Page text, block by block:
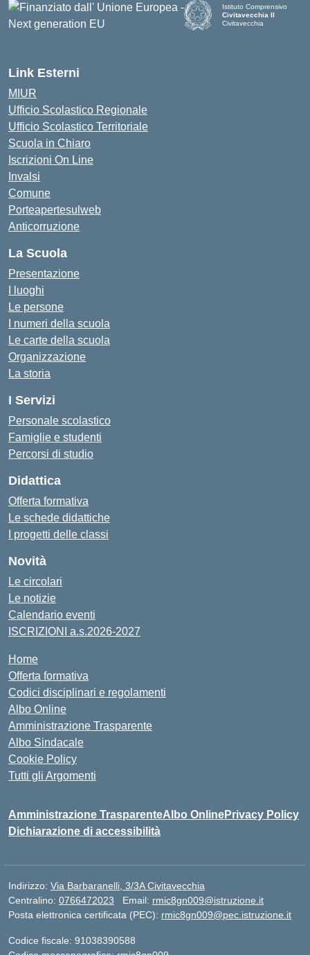
Istituto Comprensivo
Civitavecchia II
Civitavecchia
Link Esterni
MIUR
Ufficio Scolastico Regionale
Ufficio Scolastico Territoriale
Scuola in Chiaro
Iscrizioni On Line
Invalsi
Comune
Porteapertesulweb
Anticorruzione
La Scuola
Presentazione
I luoghi
Le persone
I numeri della scuola
Le carte della scuola
Organizzazione
La storia
I Servizi
Personale scolastico
Famiglie e studenti
Percorsi di studio
Didattica
Offerta formativa
Le schede didattiche
I progetti delle classi
Novità
Le circolari
Le notizie
Calendario eventi
ISCRIZIONI a.s.2026-2027
Home
Offerta formativa
Codici disciplinari e regolamenti
Albo Online
Amministrazione Trasparente
Albo Sindacale
Cookie Policy
Tutti gli Argomenti
Amministrazione TrasparenteAlbo OnlinePrivacy Policy
Dichiarazione di accessibilità
Indirizzo: Via Barbaranelli, 3/3A Civitavecchia
Centralino: 0766472023 Email: rmic8gn009@istruzione.it
Posta elettronica certificata (PEC): rmic8gn009@pec.istruzione.it
Codice fiscale: 91038390588